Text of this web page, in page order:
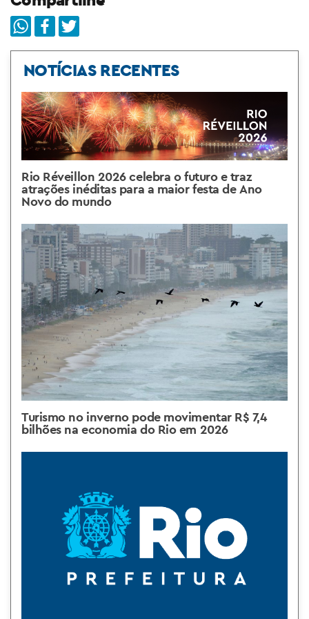
NOTÍCIAS RECENTES
Rio Réveillon 2026 celebra o futuro e traz
atrações inéditas para a maior festa de Ano
Novo do mundo
Turismo no inverno pode movimentar R$ 7,4
bilhões na economia do Rio em 2026